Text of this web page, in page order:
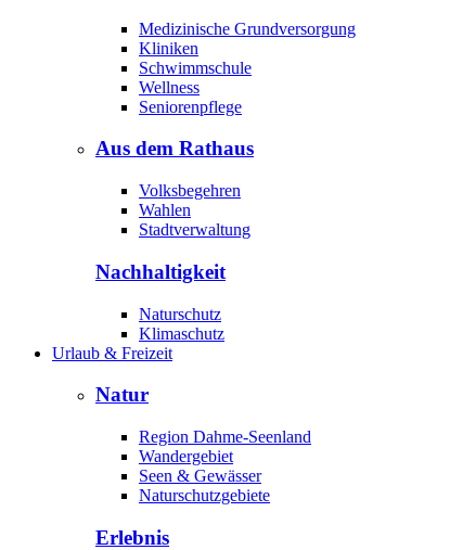
Medizinische Grundversorgung
Kliniken
Schwimmschule
Wellness
Seniorenpflege
Aus dem Rathaus
Volksbegehren
Wahlen
Stadtverwaltung
Nachhaltigkeit
Naturschutz
Klimaschutz
Urlaub & Freizeit
Natur
Region Dahme-Seenland
Wandergebiet
Seen & Gewässer
Naturschutzgebiete
Erlebnis